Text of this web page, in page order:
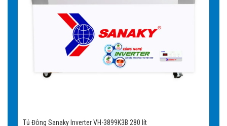
Tủ Đông Sanaky Inverter VH-3899K3B 280 lít